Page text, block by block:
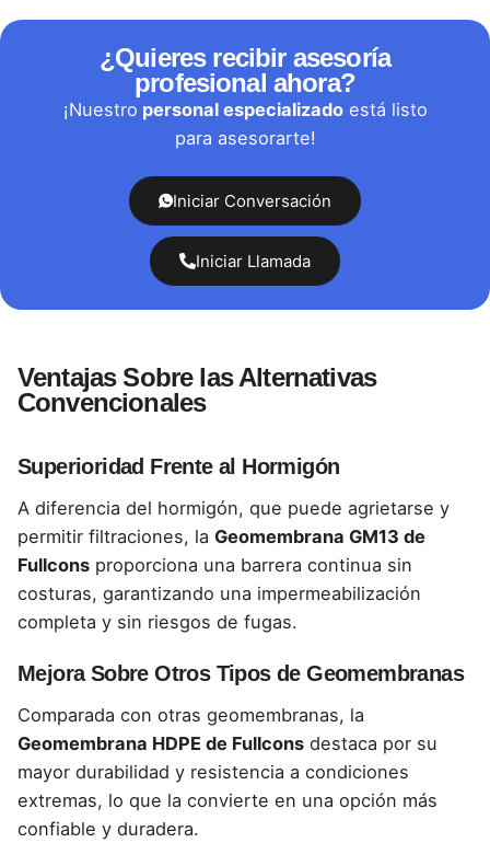
¿Quieres recibir asesoría
profesional ahora?
¡Nuestro personal especializadoestá listo
para asesorarte!
Iniciar Conversación
Iniciar Llamada
Ventajas Sobre las Alternativas
Convencionales
Superioridad Frente al Hormigón
A diferencia del hormigón, que puede agrietarse y
permitir filtraciones, la Geomembrana GM13 de
Fullcons proporciona una barrera continua sin
costuras, garantizando una impermeabilización
completa y sin riesgos de fugas.
Mejora Sobre Otros Tipos de Geomembranas
Comparada con otras geomembranas, la
Geomembrana HDPE de Fullcons destaca por su
mayor durabilidad y resistencia a condiciones
extremas, lo que la convierte en una opción más
confiable y duradera.